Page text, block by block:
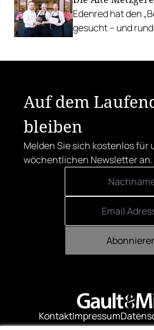
Edenred hat den
gesucht – und
Auf dem
bleiben
Melden Sie sich kostenlos für
wöchentlichen Newsletter an.
KontaktImpressum